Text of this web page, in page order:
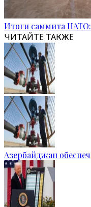
Итоги саммита
ЧИТАЙТЕ ТАКЖЕ
Азербайджан